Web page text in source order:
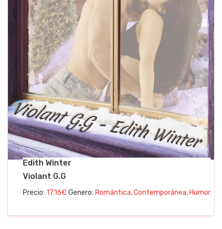
Edith Winter
Violant G.G
Precio: 17.16€ Genero: Romántica, Contemporánea, Humor